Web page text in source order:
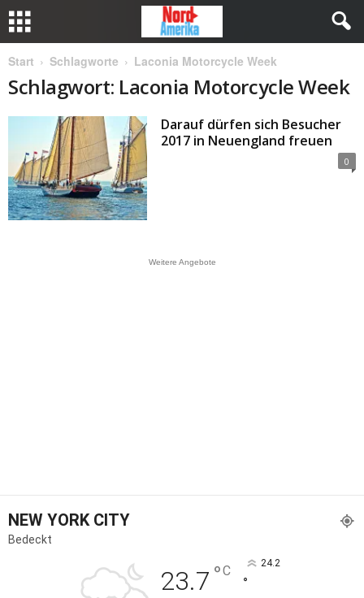
Start Schlagworte Laconia Motorcycle Week
Schlagwort: Laconia Motorcycle Week
Darauf dürfen sich Besucher
2017 in Neuengland freuen
0
Weitere Angebote
NEW YORK CITY
Bedeckt
23.7 °C 24.2
°